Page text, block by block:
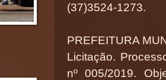
(37)3524-1273.
PREFEITURA
Licitação.
nº 005/2019.